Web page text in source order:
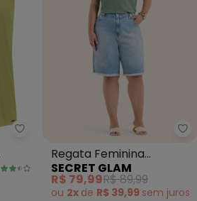
Lunender Mais Mulher - Blusa
Regata Feminina
Canelada Plus Size
(Verde)
SECRET GLAM
R$ 79,99R$ 89,99
ou 2x de R$ 39,99 sem juros